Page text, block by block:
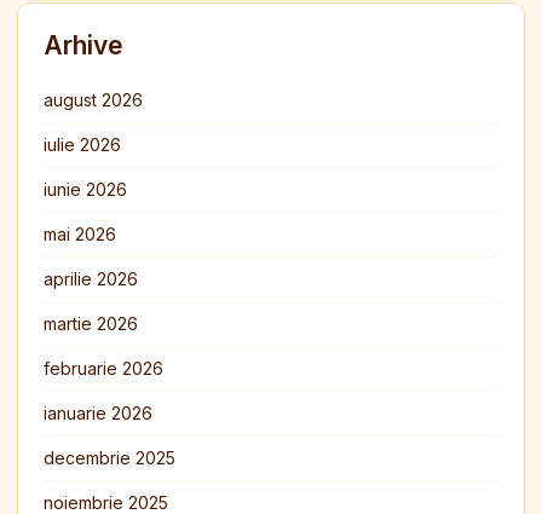
Arhive
august 2026
iulie 2026
iunie 2026
mai 2026
aprilie 2026
martie 2026
februarie 2026
ianuarie 2026
decembrie 2025
noiembrie 2025